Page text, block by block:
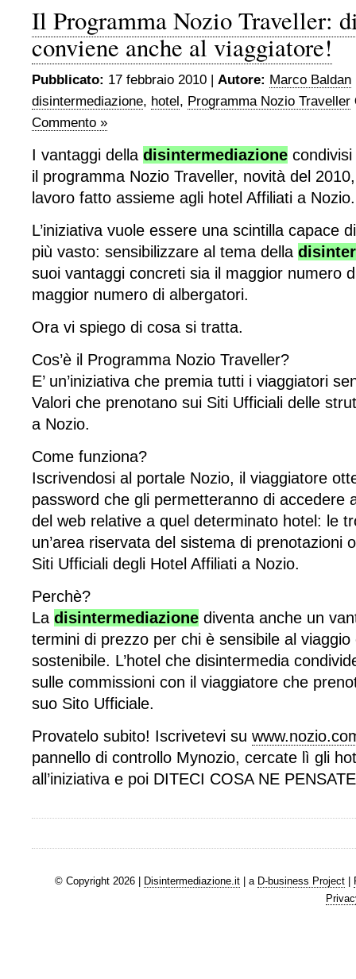
Il Programma Nozio Traveller:
conviene anche al viaggiatore!
Pubblicato: 17 febbraio 2010 | Autore: Marco Baldan
disintermediazione, hotel, Programma Nozio Traveller
Commento »
I vantaggi della disintermediazione
il programma Nozio Traveller, novità del
lavoro fatto assieme agli hotel Affiliati a Nozio.
L’iniziativa vuole essere una scintilla capace
più vasto: sensibilizzare al tema della
suoi vantaggi concreti sia il maggior numero
maggior numero di albergatori.
Ora vi spiego di cosa si tratta.
Cos’è il Programma Nozio Traveller?
E’ un’iniziativa che premia tutti i viaggiatori
Valori che prenotano sui Siti Ufficiali delle
a Nozio.
Come funziona?
Iscrivendosi al portale Nozio, il viaggiatore
password che gli permetteranno di accedere
del web relative a quel determinato hotel: le
un’area riservata del sistema di prenotazioni
Siti Ufficiali degli Hotel Affiliati a Nozio.
Perchè?
La disintermediazione diventa anche un
termini di prezzo per chi è sensibile al
sostenibile. L’hotel che disintermedia
sulle commissioni con il viaggiatore che
suo Sito Ufficiale.
Provatelo subito! Iscrivetevi su
pannello di controllo Mynozio, cercate lì gli
all’iniziativa e poi DITECI COSA NE
© Copyright 2026 | Disintermediazione.it| a D-business Project|